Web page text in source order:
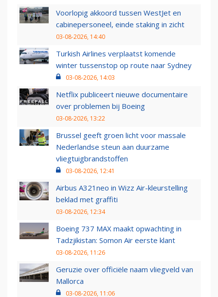
Voorlopig akkoord tussen WestJet en
cabinepersoneel, einde staking in zicht
03-08-2026, 14:40
Turkish Airlines verplaatst komende
winter tussenstop op route naar Sydney
03-08-2026, 14:03
Netflix publiceert nieuwe documentaire
over problemen bij Boeing
03-08-2026, 13:22
Brussel geeft groen licht voor massale
Nederlandse steun aan duurzame
vliegtuigbrandstoffen
03-08-2026, 12:41
Airbus A321neo in Wizz Air-kleurstelling
beklad met graffiti
03-08-2026, 12:34
Boeing 737 MAX maakt opwachting in
Tadzjikistan: Somon Air eerste klant
03-08-2026, 11:26
Geruzie over officiële naam vliegveld van
Mallorca
03-08-2026, 11:06